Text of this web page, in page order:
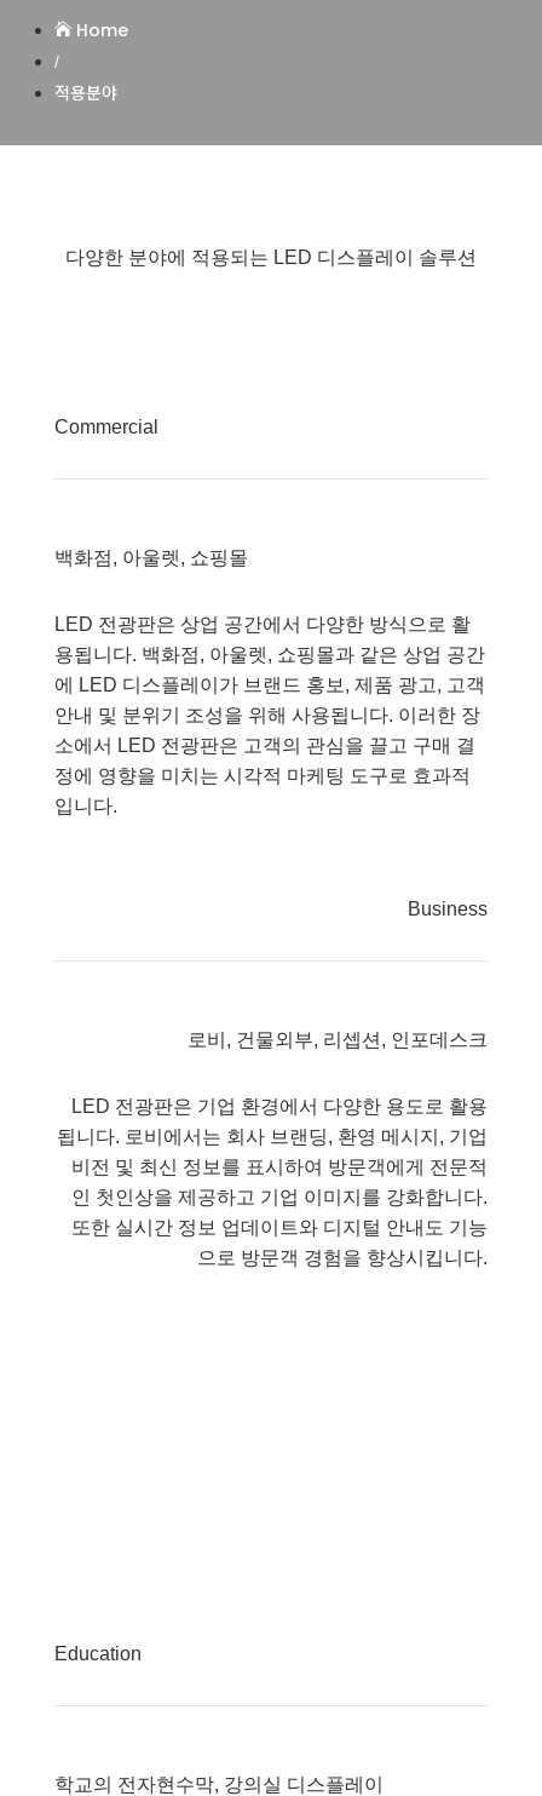
Home
/
적용분야
다양한 분야에 적용되는 LED 디스플레이 솔루션
Commercial
백화점, 아울렛, 쇼핑몰
LED 전광판은 상업 공간에서 다양한 방식으로 활
용됩니다. 백화점, 아울렛, 쇼핑몰과 같은 상업 공간
에 LED 디스플레이가 브랜드 홍보, 제품 광고, 고객
안내 및 분위기 조성을 위해 사용됩니다. 이러한 장
소에서 LED 전광판은 고객의 관심을 끌고 구매 결
정에 영향을 미치는 시각적 마케팅 도구로 효과적
입니다.
Business
로비, 건물외부, 리셉션, 인포데스크
LED 전광판은 기업 환경에서 다양한 용도로 활용
됩니다. 로비에서는 회사 브랜딩, 환영 메시지, 기업
비전 및 최신 정보를 표시하여 방문객에게 전문적
인 첫인상을 제공하고 기업 이미지를 강화합니다.
또한 실시간 정보 업데이트와 디지털 안내도 기능
으로 방문객 경험을 향상시킵니다.
Education
학교의 전자현수막, 강의실 디스플레이